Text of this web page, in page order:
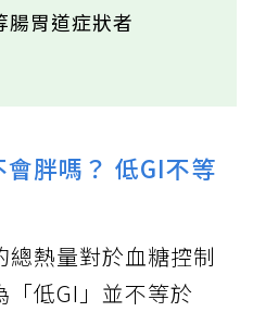
腸胃道症狀者
胖嗎？ 低GI不等
總熱量對於血糖控制
低GI」並不等於